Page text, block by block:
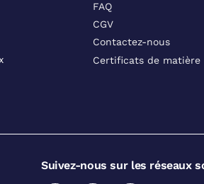
FAQ
CGV
Contactez-nous
Certificats de matière
Suivez-nous sur les réseaux